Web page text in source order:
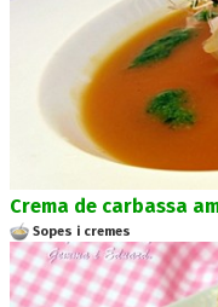
Crema de carbassa
Sopes i cremes